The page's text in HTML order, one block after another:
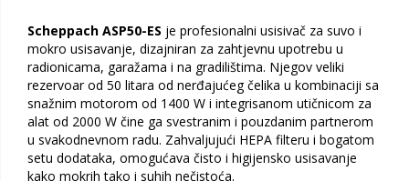
Scheppach ASP50-ES je profesionalni usisivač za suvo i
mokro usisavanje, dizajniran za zahtjevnu upotrebu u
radionicama, garažama i na gradilištima. Njegov veliki
rezervoar od 50 litara od nerđajućeg čelika u kombinaciji sa
snažnim motorom od 1400 W i integrisanom utičnicom za
alat od 2000 W čine ga svestranim i pouzdanim partnerom
u svakodnevnom radu. Zahvaljujući HEPA filteru i bogatom
setu dodataka, omogućava čisto i higijensko usisavanje
kako mokrih tako i suhih nečistoća.